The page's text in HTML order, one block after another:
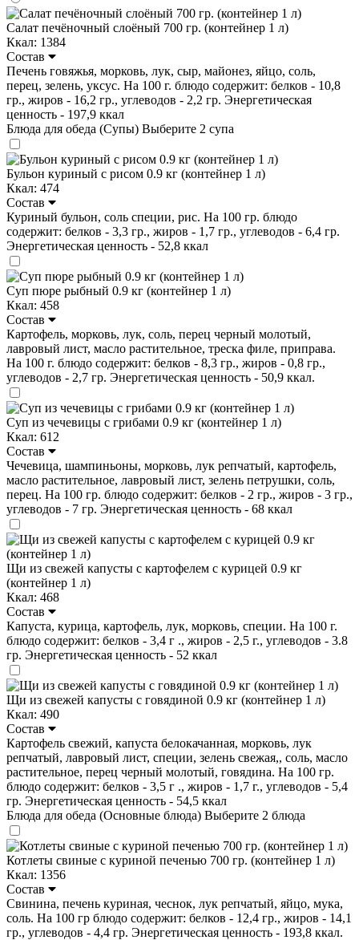
Салат печёночный слоёный 700 гр. (контейнер 1 л)
Ккал: 1384
Состав
Печень говяжья, морковь, лук, сыр, майонез, яйцо, соль,
перец, зелень, уксус. На 100 г. блюдо содержит: белков - 10,8
гр., жиров - 16,2 гр., углеводов - 2,2 гр. Энергетическая
ценность - 197,9 ккал
Блюда для обеда (Супы) Выберите 2 супа
Бульон куриный с рисом 0.9 кг (контейнер 1 л)
Ккал: 474
Состав
Куриный бульон, соль специи, рис. На 100 гр. блюдо
содержит: белков - 3,3 гр., жиров - 1,7 гр., углеводов - 6,4 гр.
Энергетическая ценность - 52,8 ккал
Суп пюре рыбный 0.9 кг (контейнер 1 л)
Ккал: 458
Состав
Картофель, морковь, лук, соль, перец черный молотый,
лавровый лист, масло растительное, треска филе, приправа.
На 100 г. блюдо содержит: белков - 8,3 гр., жиров - 0,8 гр.,
углеводов - 2,7 гр. Энергетическая ценность - 50,9 ккал.
Суп из чечевицы с грибами 0.9 кг (контейнер 1 л)
Ккал: 612
Состав
Чечевица, шампиньоны, морковь, лук репчатый, картофель,
масло растительное, лавровый лист, зелень петрушки, соль,
перец. На 100 гр. блюдо содержит: белков - 2 гр., жиров - 3 гр.,
углеводов - 7 гр. Энергетическая ценность - 68 ккал
Щи из свежей капусты с картофелем с курицей 0.9 кг
(контейнер 1 л)
Ккал: 468
Состав
Капуста, курица, картофель, лук, морковь, специи. На 100 г.
блюдо содержит: белков - 3,4 г ., жиров - 2,5 г., углеводов - 3.8
гр. Энергетическая ценность - 52 ккал
Щи из свежей капусты с говядиной 0.9 кг (контейнер 1 л)
Ккал: 490
Состав
Картофель свежий, капуста белокачанная, морковь, лук
репчатый, лавровый лист, специи, зелень свежая,, соль, масло
растительное, перец черный молотый, говядина. На 100 гр.
блюдо содержит: белков - 3,5 г ., жиров - 1,7 г., углеводов - 5,4
гр. Энергетическая ценность - 54,5 ккал
Блюда для обеда (Основные блюда) Выберите 2 блюда
Котлеты свиные с куриной печенью 700 гр. (контейнер 1 л)
Ккал: 1356
Состав
Свинина, печень куриная, чеснок, лук репчатый, яйцо, мука,
соль. На 100 гр блюдо содержит: белков - 12,4 гр., жиров - 14,1
гр., углеводов - 4,4 гр. Энергетическая ценность - 193,8 ккал.